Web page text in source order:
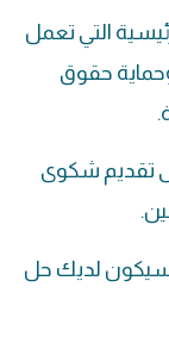
التي تعمل
حقوق
تقديم شكوى
سيكون لديك حل